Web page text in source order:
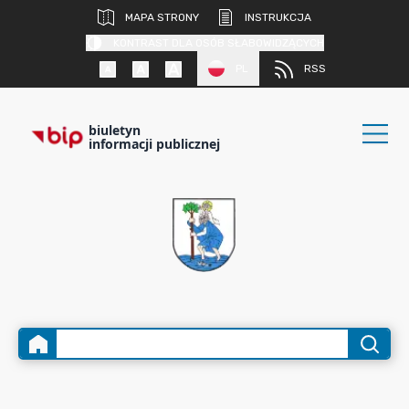
MAPA STRONY
INSTRUKCJA
RSS
biuletyn
informacji publicznej